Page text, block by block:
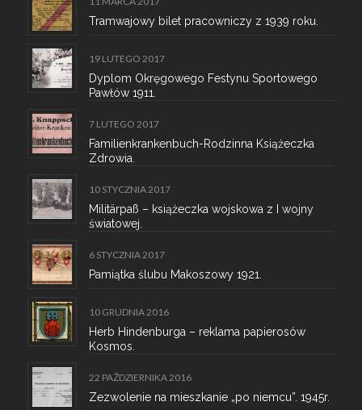
Tramwajowy bilet pracowniczy z 1939 roku.
19 LUTEGO 2017
Dyplom Okręgowego Festynu Sportowego
Pawłów 1911.
7 LUTEGO 2017
Familienkrankenbuch-Rodzinna Książeczka
Zdrowia.
10 STYCZNIA 2017
Militärpaß – książeczka wojskowa z I wojny
światowej.
6 STYCZNIA 2017
Pamiątka ślubu Makoszowy 1921.
10 GRUDNIA 2016
Herb Hindenburga – reklama papierosów
Kosmos.
22 PAŹDZIERNIKA 2016
Zezwolenie na mieszkanie „po niemcu”. 1945r.